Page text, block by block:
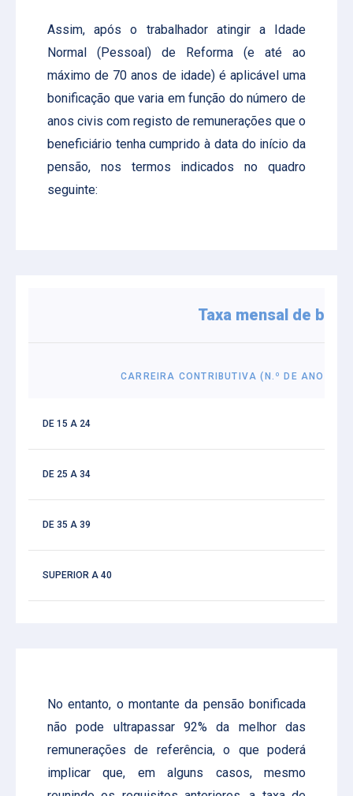
Assim, após o trabalhador atingir a Idade
Normal (Pessoal) de Reforma (e até ao
máximo de 70 anos de idade) é aplicável uma
bonificação que varia em função do número de
anos civis com registo de remunerações que o
beneficiário tenha cumprido à data do início da
pensão, nos termos indicados no quadro
seguinte:
Taxa mensal de
CARREIRA CONTRIBUTIVA (N.º DE ANOS)
DE 15 A 24
DE 25 A 34
DE 35 A 39
SUPERIOR A 40
No entanto, o montante da pensão bonificada
não pode ultrapassar 92% da melhor das
remunerações de referência, o que poderá
implicar que, em alguns casos, mesmo